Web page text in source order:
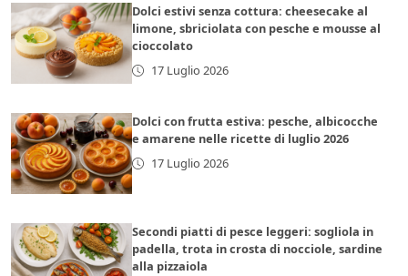
Dolci estivi senza cottura: cheesecake al
limone, sbriciolata con pesche e mousse al
cioccolato
17 Luglio 2026
Dolci con frutta estiva: pesche, albicocche
e amarene nelle ricette di luglio 2026
17 Luglio 2026
Secondi piatti di pesce leggeri: sogliola in
padella, trota in crosta di nocciole, sardine
alla pizzaiola